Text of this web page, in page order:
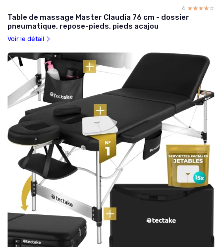
4 ☆☆☆☆☆
★★★★★
Table de massage Master Claudia 76 cm - dossier
pneumatique, repose-pieds, pieds acajou
Voir le détail